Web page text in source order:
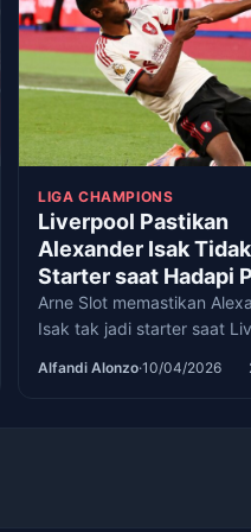
LIGA CHAMPIONS
Liverpool Pastikan
Alexander Isak
Starter saat Hadapi
Arne Slot memastikan
Isak tak jadi starter saat
perempat final Liga
Alfandi Alonzo·10/04/2026